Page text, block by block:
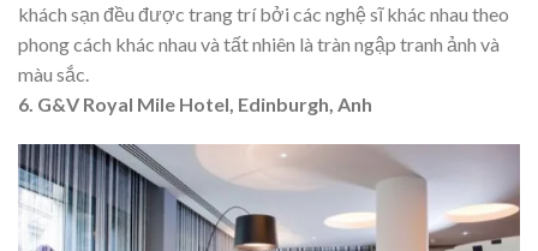
khách sạn đều được trang trí bởi các nghệ sĩ khác nhau theo
phong cách khác nhau và tất nhiên là tràn ngập tranh ảnh và
màu sắc.
6. G&V Royal Mile Hotel, Edinburgh, Anh